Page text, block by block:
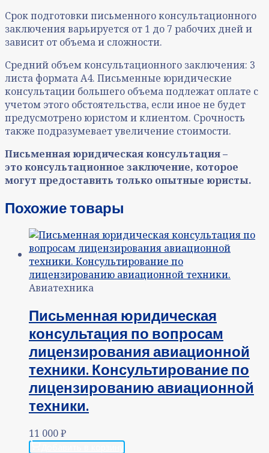
Срок подготовки письменного консультационного
заключения варьируется от 1 до 7 рабочих дней и
зависит от объема и сложности.
Средний объем консультационного заключения: 3
листа формата А4. Письменные юридические
консультации большего объема подлежат оплате с
учетом этого обстоятельства, если иное не будет
предусмотрено юристом и клиентом. Срочность
также подразумевает увеличение стоимости.
Письменная юридическая консультация –
это консультационное заключение, которое
могут предоставить только опытные юристы.
Похожие товары
Авиатехника
Письменная юридическая
консультация по вопросам
лицензирования авиационной
техники. Консультирование по
лицензированию авиационной
техники.
11 000₽